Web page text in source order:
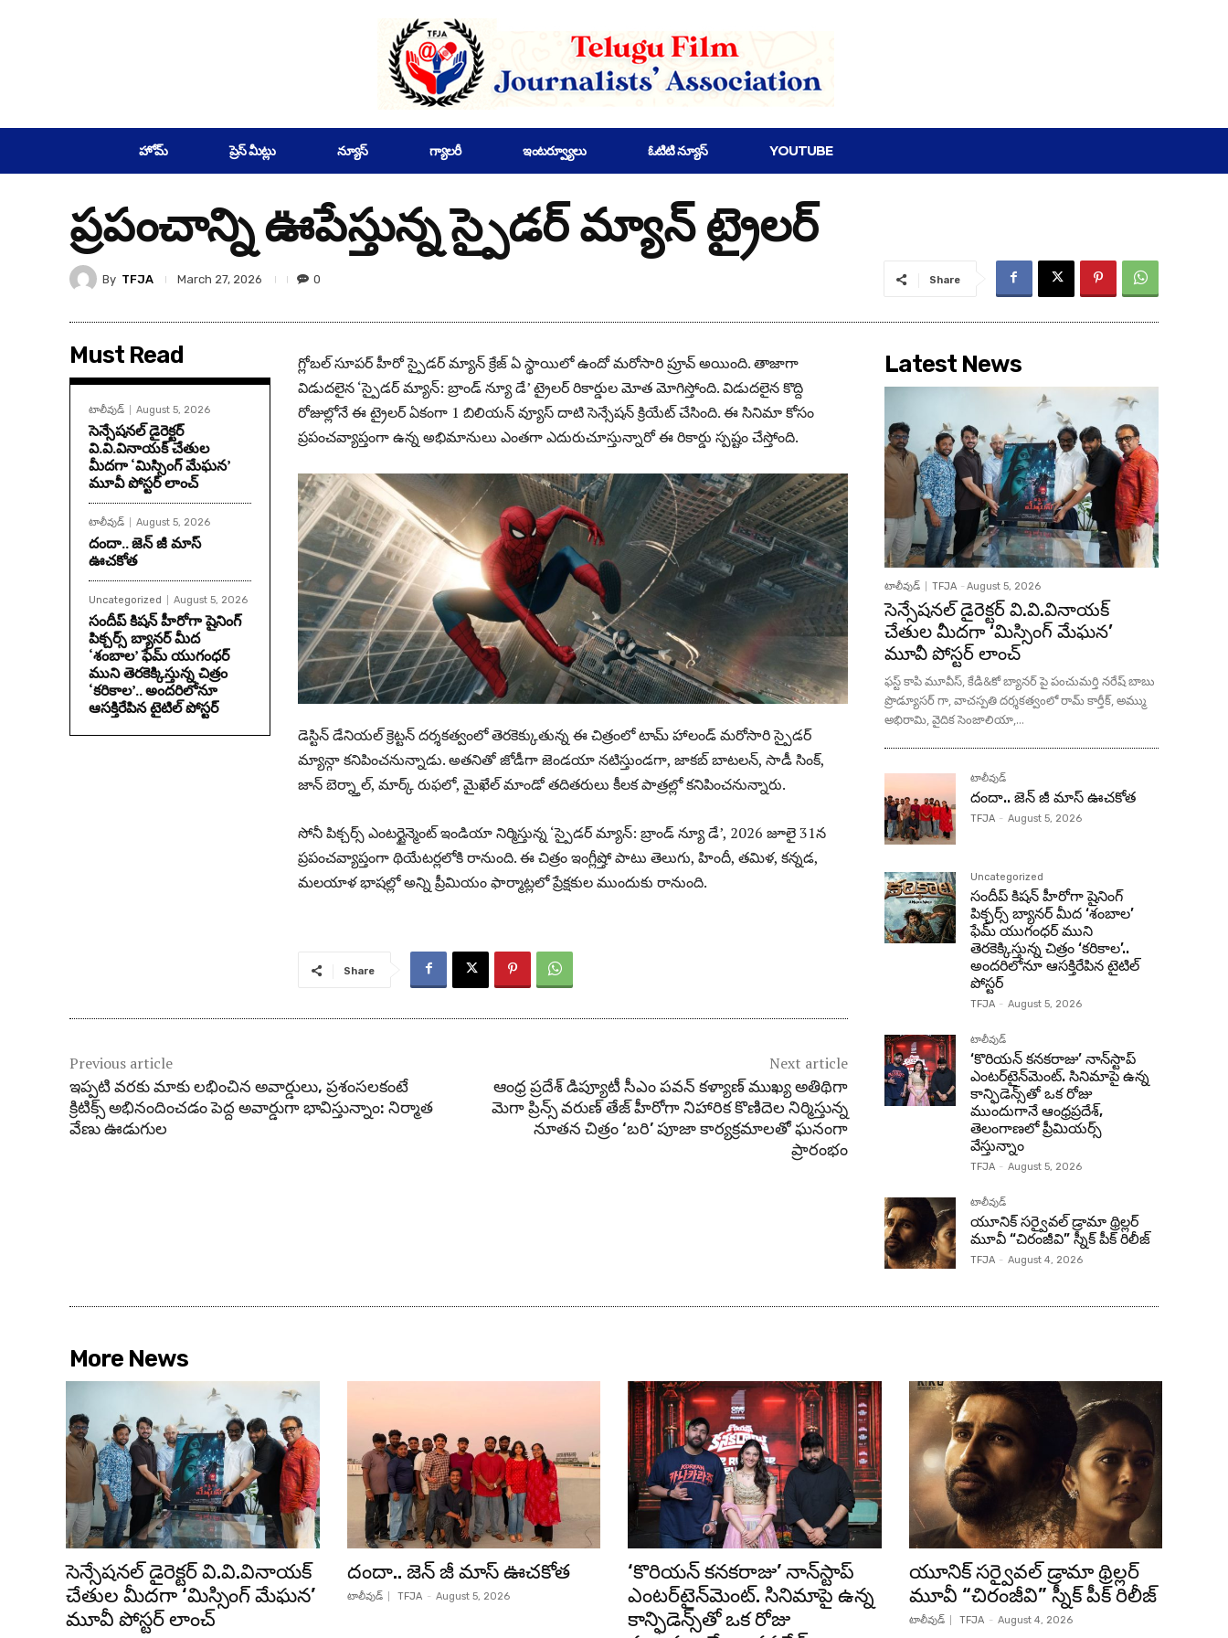
హోమ్ ప్రెస్ మీట్లు న్యూస్ గ్యాలరీ ఇంటర్వ్యూలు ఓటిటి న్యూస్ YOUTUBE
ప్రపంచాన్ని ఊపేస్తున్న స్పైడర్ మ్యాన్ ట్రైలర్
By TFJA March 27, 2026 0 Share
Must Read
టాలీవుడ్ August 5, 2026
సెన్సేషనల్ డైరెక్టర్
వి.వి.వినాయక్ చేతుల
మీదగా ‘మిస్సింగ్ మేఘన’
మూవీ పోస్టర్ లాంచ్
టాలీవుడ్ August 5, 2026
దందా.. జెన్ జీ మాస్
ఊచకోత
Uncategorized August 5, 2026
సందీప్ కిషన్ హీరోగా షైనింగ్
పిక్చర్స్ బ్యానర్ మీద
‘శంబాల’ ఫేమ్ యుగంధర్
ముని తెరకెక్కిస్తున్న చిత్రం
‘కరికాల’.. అందరిలోనూ
ఆసక్తిరేపిన టైటిల్ పోస్టర్
గ్లోబల్ సూపర్ హీరో స్పైడర్ మ్యాన్ క్రేజ్ ఏ స్థాయిలో ఉందో మరోసారి ప్రూవ్ అయింది. తాజాగా
విడుదలైన ‘స్పైడర్ మ్యాన్: బ్రాండ్ న్యూ డే’ ట్రైలర్ రికార్డుల మోత మోగిస్తోంది. విడుదలైన కొద్ది
రోజుల్లోనే ఈ ట్రైలర్ ఏకంగా 1 బిలియన్ వ్యూస్ దాటి సెన్సేషన్ క్రియేట్ చేసింది. ఈ సినిమా కోసం
ప్రపంచవ్యాప్తంగా ఉన్న అభిమానులు ఎంతగా ఎదురుచూస్తున్నారో ఈ రికార్డు స్పష్టం చేస్తోంది.
డెస్టిన్ డేనియల్ క్రెట్టన్ దర్శకత్వంలో తెరకెక్కుతున్న ఈ చిత్రంలో టామ్ హాలండ్ మరోసారి స్పైడర్
మ్యాన్గా కనిపించనున్నాడు. అతనితో జోడీగా జెండయా నటిస్తుండగా, జాకబ్ బాటలన్, సాడీ సింక్,
జాన్ బెర్న్తాల్, మార్క్ రుఫలో, మైఖేల్ మాండో తదితరులు కీలక పాత్రల్లో కనిపించనున్నారు.
సోనీ పిక్చర్స్ ఎంటర్టైన్మెంట్ ఇండియా నిర్మిస్తున్న ‘స్పైడర్ మ్యాన్: బ్రాండ్ న్యూ డే’, 2026 జూలై 31న
ప్రపంచవ్యాప్తంగా థియేటర్లలోకి రానుంది. ఈ చిత్రం ఇంగ్లీష్తో పాటు తెలుగు, హిందీ, తమిళ, కన్నడ,
మలయాళ భాషల్లో అన్ని ప్రీమియం ఫార్మాట్లలో ప్రేక్షకుల ముందుకు రానుంది.
Share
Previous article
ఇప్ప‌టి వ‌ర‌కు మాకు ల‌భించిన అవార్డులు, ప్ర‌శంస‌ల‌కంటే
క్రిటిక్స్ అభినందించ‌డం పెద్ద అవార్డుగా భావిస్తున్నాం: నిర్మాత
వేణు ఊడుగుల‌
Next article
ఆంధ్ర ప్రదేశ్ డిప్యూటీ సీఎం పవన్ కళ్యాణ్ ముఖ్య అతిథిగా
మెగా ప్రిన్స్ వరుణ్ తేజ్ హీరోగా నిహారిక కొణిదెల నిర్మిస్తున్న
నూతన చిత్రం ‘బరి’ పూజా కార్యక్రమాలతో ఘనంగా
ప్రారంభం
Latest News
టాలీవుడ్ TFJA - August 5, 2026
సెన్సేషనల్ డైరెక్టర్ వి.వి.వినాయక్
చేతుల మీదగా ‘మిస్సింగ్ మేఘన’
మూవీ పోస్టర్ లాంచ్
ఫస్ట్ కాపి మూవీస్, కేడి&కో బ్యానర్ పై పంచుమర్తి నరేష్ బాబు
ప్రొడ్యూసర్ గా, వాచస్పతి దర్శకత్వంలో రామ్ కార్తీక్, అమ్ము
అభిరామి, వైదిక సెంజాలియా,...
టాలీవుడ్
దందా.. జెన్ జీ మాస్ ఊచకోత
TFJA - August 5, 2026
Uncategorized
సందీప్ కిషన్ హీరోగా షైనింగ్
పిక్చర్స్ బ్యానర్ మీద ‘శంబాల’
ఫేమ్ యుగంధర్ ముని
తెరకెక్కిస్తున్న చిత్రం ‘కరికాల’..
అందరిలోనూ ఆసక్తిరేపిన టైటిల్
పోస్టర్
TFJA - August 5, 2026
టాలీవుడ్
‘కొరియన్ కనకరాజు’ నాన్‌స్టాప్
ఎంటర్‌టైన్‌మెంట్. సినిమాపై ఉన్న
కాన్ఫిడెన్స్‌తో ఒక రోజు
ముందుగానే ఆంధ్రప్రదేశ్,
తెలంగాణలో ప్రీమియర్స్
వేస్తున్నాం
TFJA - August 5, 2026
టాలీవుడ్
యూనిక్ సర్వైవల్ డ్రామా థ్రిల్లర్
మూవీ “చిరంజీవి” స్నీక్ పీక్ రిలీజ్
TFJA - August 4, 2026
More News
సెన్సేషనల్ డైరెక్టర్ వి.వి.వినాయక్
చేతుల మీదగా ‘మిస్సింగ్ మేఘన’
మూవీ పోస్టర్ లాంచ్
దందా.. జెన్ జీ మాస్ ఊచకోత
టాలీవుడ్ TFJA - August 5, 2026
‘కొరియన్ కనకరాజు’ నాన్‌స్టాప్
ఎంటర్‌టైన్‌మెంట్. సినిమాపై ఉన్న
కాన్ఫిడెన్స్‌తో ఒక రోజు
యూనిక్ సర్వైవల్ డ్రామా థ్రిల్లర్
మూవీ “చిరంజీవి” స్నీక్ పీక్ రిలీజ్
టాలీవుడ్ TFJA - August 4, 2026